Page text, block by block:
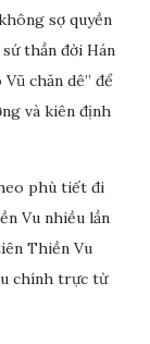
sợ quyền
thần đời Hán
chăn dê” để
và kiên định
phù tiết đi
Vu nhiều lần
Thiền Vu
chính trực từ